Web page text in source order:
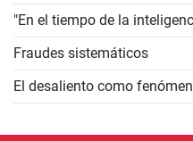
"En el tiempo de la
Fraudes sistemáticos
El desaliento como